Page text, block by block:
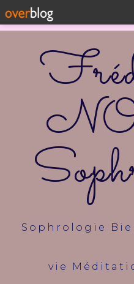
Sophrologie
vie